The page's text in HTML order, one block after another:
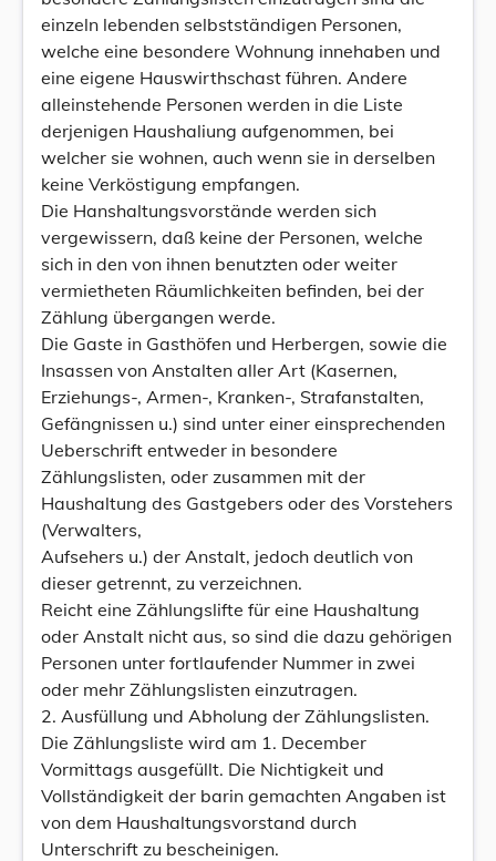
einzeln lebenden selbstständigen Personen,
welche eine besondere Wohnung innehaben und
eine eigene Hauswirthschast führen. Andere
alleinstehende Personen werden in die Liste
derjenigen Haushaliung aufgenommen, bei
welcher sie wohnen, auch wenn sie in derselben
keine Verköstigung empfangen.
Die Hanshaltungsvorstände werden sich
vergewissern, daß keine der Personen, welche
sich in den von ihnen benutzten oder weiter
vermietheten Räumlichkeiten befinden, bei der
Zählung übergangen werde.
Die Gaste in Gasthöfen und Herbergen, sowie die
Insassen von Anstalten aller Art (Kasernen,
Erziehungs-, Armen-, Kranken-, Strafanstalten,
Gefängnissen u.) sind unter einer einsprechenden
Ueberschrift entweder in besondere
Zählungslisten, oder zusammen mit der
Haushaltung des Gastgebers oder des Vorstehers
(Verwalters,
Aufsehers u.) der Anstalt, jedoch deutlich von
dieser getrennt, zu verzeichnen.
Reicht eine Zählungslifte für eine Haushaltung
oder Anstalt nicht aus, so sind die dazu gehörigen
Personen unter fortlaufender Nummer in zwei
oder mehr Zählungslisten einzutragen.
2. Ausfüllung und Abholung der Zählungslisten.
Die Zählungsliste wird am 1. December
Vormittags ausgefüllt. Die Nichtigkeit und
Vollständigkeit der barin gemachten Angaben ist
von dem Haushaltungsvorstand durch
Unterschrift zu bescheinigen.